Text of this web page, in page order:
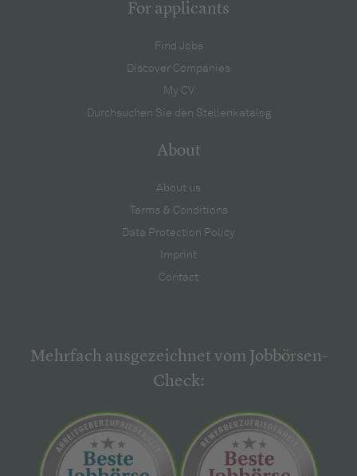
For applicants
Find Jobs
Discover Companies
My CV
Durchsuchen Sie den Stellenkatalog
About
About us
Terms & Conditions
Data Protection Policy
Imprint
Contact
Mehrfach ausgezeichnet vom Jobbörsen-
Check: